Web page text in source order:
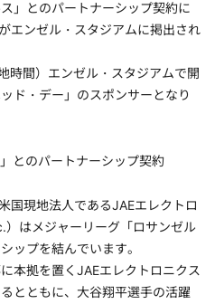
」とのパートナーシップ契約に
エンゼル・スタジアムに掲出され
間）エンゼル・スタジアムで開
ド・デー」のスポンサーとなり
とのパートナーシップ契約
国現地法人であるJAEエレクトロ
はメジャーリーグ「ロサンゼル
ップを結んでいます。
本拠を置くJAEエレクトロニクス
とともに、大谷翔平選手の活躍